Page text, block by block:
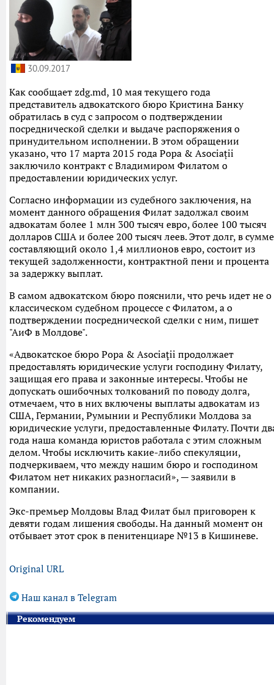
30.09.2017
Как сообщает zdg.md, 10 мая текущего года
представитель адвокатского бюро Кристина Банку
обратилась в суд с запросом о подтверждении
посреднической сделки и выдаче распоряжения о
принудительном исполнении. В этом обращении
указано, что 17 марта 2015 года Popa & Asociații
заключило контракт с Владимиром Филатом о
предоставлении юридических услуг.
Согласно информации из судебного заключения, на
момент данного обращения Филат задолжал своим
адвокатам более 1 млн 300 тысяч евро, более 100 тысяч
долларов США и более 200 тысяч леев. Этот долг, в сумме
составляющий около 1,4 миллионов евро, состоит из
текущей задолженности, контрактной пени и процента
за задержку выплат.
В самом адвокатском бюро пояснили, что речь идет не о
классическом судебном процессе с Филатом, а о
подтверждении посреднической сделки с ним, пишет
"АиФ в Молдове".
«Адвокатское бюро Popa & Asociaţii продолжает
предоставлять юридические услуги господину Филату,
защищая его права и законные интересы. Чтобы не
допускать ошибочных толкований по поводу долга,
отмечаем, что в них включены выплаты адвокатам из
США, Германии, Румынии и Республики Молдова за
юридические услуги, предоставленные Филату. Почти
года наша команда юристов работала с этим сложным
делом. Чтобы исключить какие-либо спекуляции,
подчеркиваем, что между нашим бюро и господином
Филатом нет никаких разногласий», — заявили в
компании.
Экс-премьер Молдовы Влад Филат был приговорен к
девяти годам лишения свободы. На данный момент он
отбывает этот срок в пенитенциаре №13 в Кишиневе.
Original URL
Наш канал в Telegram
Рекомендуем